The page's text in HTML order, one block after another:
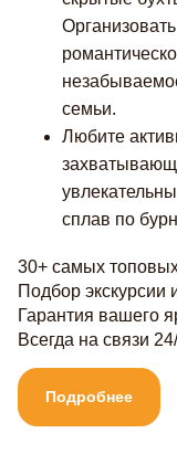
семьи.
Любите
сплав по
30+ самых топовых
Подбор экскурсии
Гарантия вашего
Всегда на связи
Подробнее